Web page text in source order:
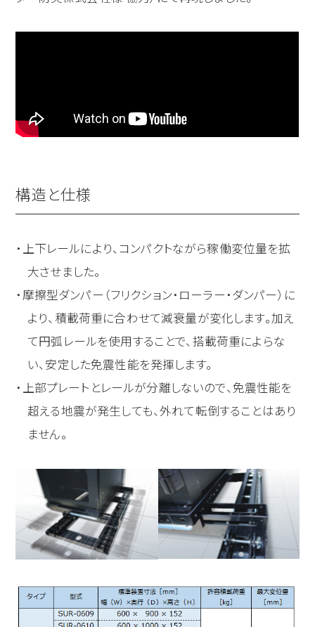
構造と仕様
上下レールにより、コンパクトながら稼働変位量を拡
大させました。
摩擦型ダンパー（フリクション・ローラー・ダンパー）に
より、積載荷重に合わせて減衰量が変化します。加え
て円弧レールを使用することで、搭載荷重によらな
い、安定した免震性能を発揮します。
上部プレートとレールが分離しないので、免震性能を
超える地震が発生しても、外れて転倒することはあり
ません。